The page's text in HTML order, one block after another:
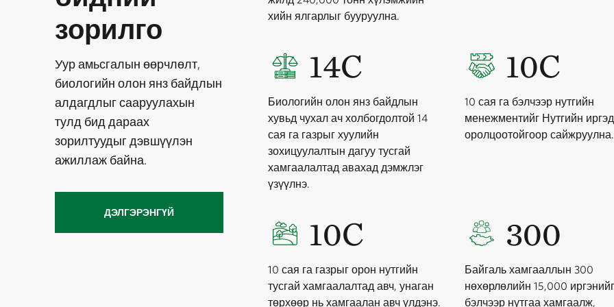
зорилго
Уур амьсгалын өөрчлөлт,
биологийн олон янз байдлын
алдагдлыг сааруулахын
тулд бид дараах
зорилтуудыг дэвшүүлэн
ажиллаж байна.
ДЭЛГЭРЭНГҮЙ
хийн ялгарлыг бууруулна.
14C
Биологийн олон янз байдлын
хувьд чухал ач холбогдолтой 14
сая га газрыг хуулийн
зохицуулалтын дагуу тусгай
хамгаалалтад авахад дэмжлэг
үзүүлнэ.
10C
10 сая га бэлчээр нутгийн
менежментийг Нутгийн
оролцоотойгоор сайжруулна.
10C
10 сая га газрыг орон нутгийн
тусгай хамгаалалтад авч, унаган
төрхөөр нь хамгаалан авч үлдэнэ.
300
Байгаль хамгааллын 300
нөхөрлөлийн 15,000 иргэнийг
бэлчээр нутгаа хамгаалж,